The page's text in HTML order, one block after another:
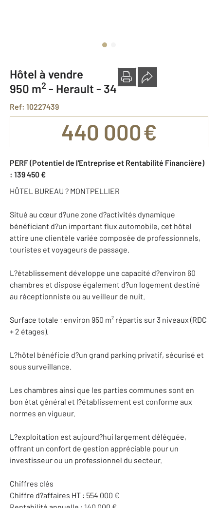
Hôtel à vendre
950 m2 - Herault - 34
Ref: 10227439
440 000 €
PERF (Potentiel de l'Entreprise et Rentabilité Financière)
: 139 450 €
HÔTEL BUREAU ? MONTPELLIER
Situé au cœur d?une zone d?activités dynamique
bénéficiant d?un important flux automobile, cet hôtel
attire une clientèle variée composée de professionnels,
touristes et voyageurs de passage.
L?établissement développe une capacité d?environ 60
chambres et dispose également d?un logement destiné
au réceptionniste ou au veilleur de nuit.
Surface totale : environ 950 m² répartis sur 3 niveaux (RDC
+ 2 étages).
L?hôtel bénéficie d?un grand parking privatif, sécurisé et
sous surveillance.
Les chambres ainsi que les parties communes sont en
bon état général et l?établissement est conforme aux
normes en vigueur.
L?exploitation est aujourd?hui largement déléguée,
offrant un confort de gestion appréciable pour un
investisseur ou un professionnel du secteur.
Chiffres clés
Chiffre d?affaires HT : 554 000 €